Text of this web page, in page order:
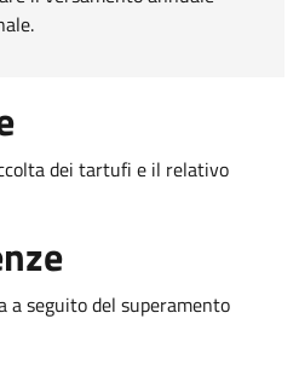
dei tartufi e il relativo
a seguito del superamento